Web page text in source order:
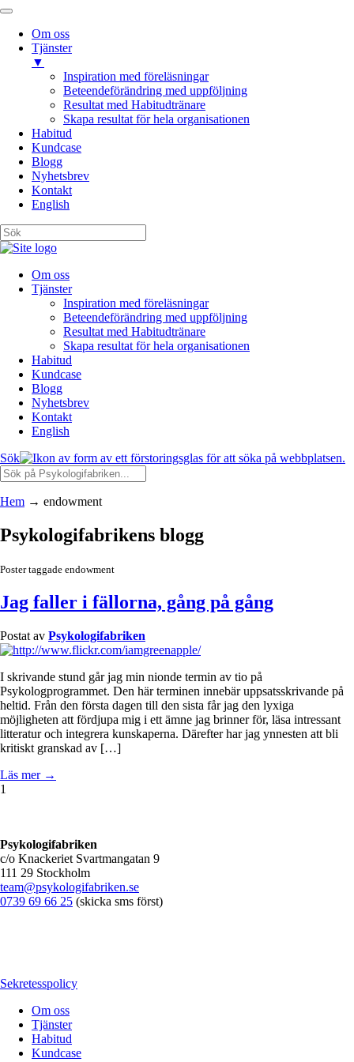
Om oss
Tjänster
▼
Inspiration med föreläsningar
Beteendeförändring med uppföljning
Resultat med Habitudtränare
Skapa resultat för hela organisationen
Habitud
Kundcase
Blogg
Nyhetsbrev
Kontakt
English
Om oss
Tjänster
Inspiration med föreläsningar
Beteendeförändring med uppföljning
Resultat med Habitudtränare
Skapa resultat för hela organisationen
Habitud
Kundcase
Blogg
Nyhetsbrev
Kontakt
English
Sök
Hem → endowment
Psykologifabrikens blogg
Poster taggade endowment
Jag faller i fällorna, gång på gång
Postat av Psykologifabriken
I skrivande stund går jag min nionde termin av tio på
Psykologprogrammet. Den här terminen innebär uppsatsskrivande på
heltid. Från den första dagen till den sista får jag den lyxiga
möjligheten att fördjupa mig i ett ämne jag brinner för, läsa intressant
litteratur och integrera kunskaperna. Därefter har jag ynnesten att bli
kritiskt granskad av […]
Läs mer →
1
Psykologifabriken
c/o Knackeriet Svartmangatan 9
111 29 Stockholm
team@psykologifabriken.se
0739 69 66 25 (skicka sms först)
Sekretesspolicy
Om oss
Tjänster
Habitud
Kundcase